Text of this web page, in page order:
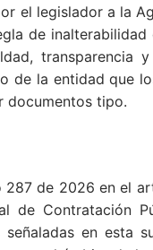
el legislador a la
de
transparencia
de la entidad que
documentos tipo.
de 2026 en el
de Contratación
en esta